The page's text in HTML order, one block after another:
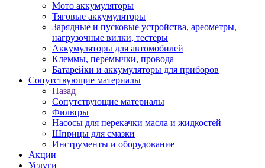
Мото аккумуляторы
Тяговые аккумуляторы
Зарядные и пусковые устройства, ареометры,
нагрузочные вилки, тестеры
Аккумуляторы для автомобилей
Клеммы, перемычки, провода
Батарейки и аккумуляторы для приборов
Сопутствующие материалы
Назад
Сопутствующие материалы
Фильтры
Насосы для перекачки масла и жидкостей
Шприцы для смазки
Инструменты и оборудование
Акции
Услуги